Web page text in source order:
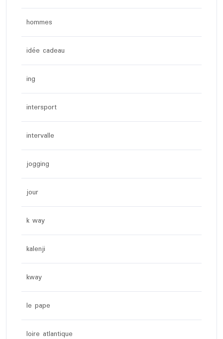
hommes
idée cadeau
ing
intersport
intervalle
jogging
jour
k way
kalenji
kway
le pape
loire atlantique